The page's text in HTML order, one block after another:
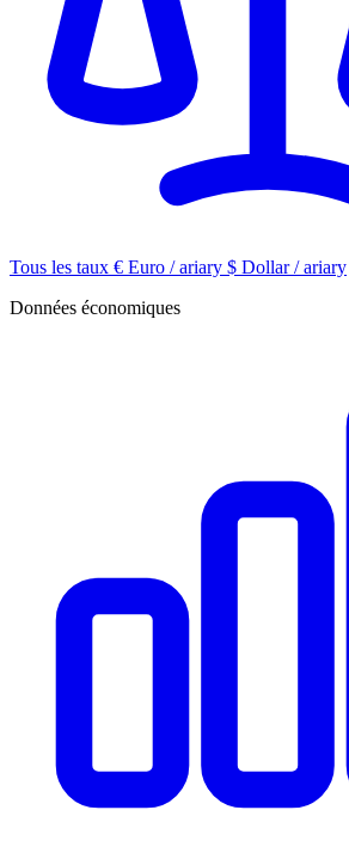
Tous les taux € Euro / ariary $ Dollar / ariary
Données économiques